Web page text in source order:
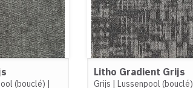
(bouclé) |
Litho Gradient Grijs
Grijs |Lussenpool (bouclé)